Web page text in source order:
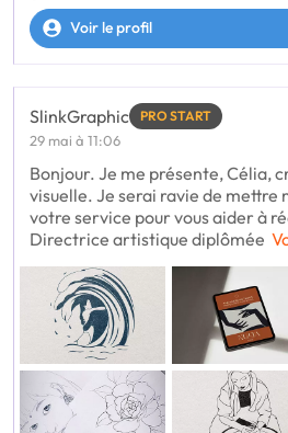
Voir le profil
SlinkGraphic PRO START
29 mai à 11:06
Bonjour. Je me présente, Célia,
visuelle. Je serai ravie de mettre
votre service pour vous aider à
Directrice artistique diplômée